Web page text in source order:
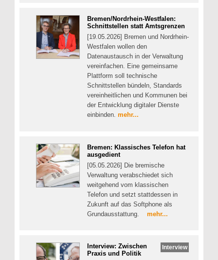
Bremen/Nordrhein-Westfalen:
Schnittstellen statt Amtsgrenzen
[19.05.2026] Bremen und Nordrhein-
Westfalen wollen den
Datenaustausch in der Verwaltung
vereinfachen. Eine gemeinsame
Plattform soll technische
Schnittstellen bündeln, Standards
vereinheitlichen und Kommunen bei
der Entwicklung digitaler Dienste
einbinden. mehr...
Bremen: Klassisches Telefon hat
ausgedient
[05.05.2026] Die bremische
Verwaltung verabschiedet sich
weitgehend vom klassischen
Telefon und setzt stattdessen in
Zukunft auf das Softphone als
Grundausstattung. mehr...
Interview
Interview: Zwischen
Praxis und Politik